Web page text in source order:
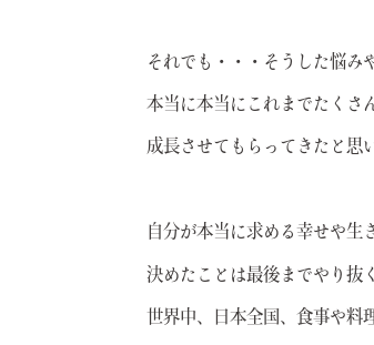
それでも・・・そうした悩み
本当に本当にこれまでたくさ
成長させてもらってきたと思
自分が本当に求める幸せや生
決めたことは最後までやり抜
世界中、日本全国、食事や料